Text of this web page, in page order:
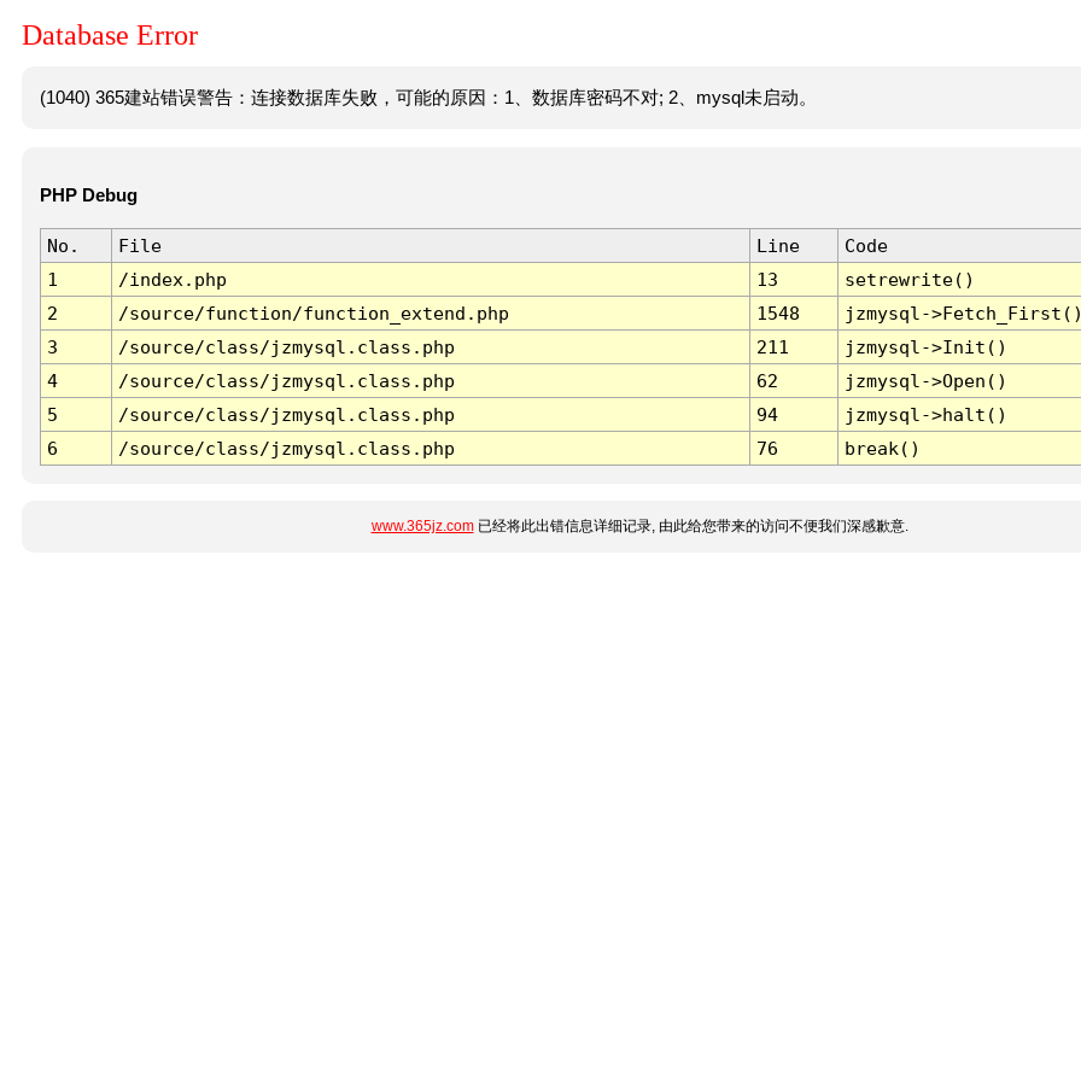
Database Error
(1040) 365建站错误警告：连接数据库失败，可能的原因：1、数据库密码不对; 2、mysql未启动。
PHP Debug
No. File Line
Code
1
/index.php 13
setrewrite()
2
/source/function/function_extend.php 1548
jzmysql-
3
/source/class/jzmysql.class.php 211
jzmysql->Init()
4
/source/class/jzmysql.class.php 62
jzmysql->Open()
5
/source/class/jzmysql.class.php 94
jzmysql->halt()
6
/source/class/jzmysql.class.php 76 break()
www.365jz.com已经将此出错信息详细记录, 由此给您带来的访问不便我们深感歉意.